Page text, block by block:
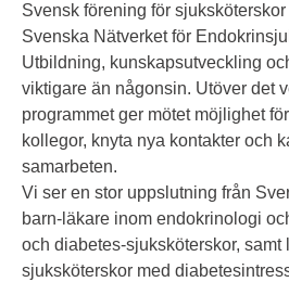
Svensk förening för
Svenska Nätverket för
Utbildning, kunskapsutveckling
viktigare än någonsin. Utöver det
programmet ger mötet möjlighet
kollegor, knyta nya kontakter och
samarbeten.
Vi ser en stor uppslutning från
barn-läkare inom endokrinologi
och diabetes-sjuksköterskor, samt
sjuksköterskor med